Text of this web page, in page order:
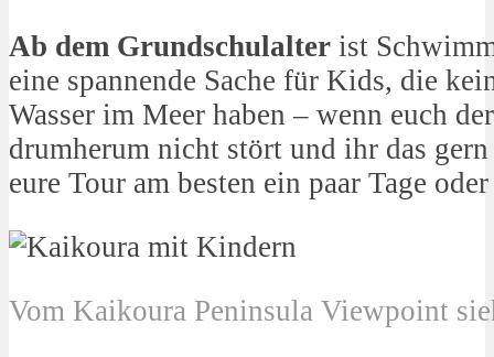
Ab dem Grundschulalter ist
eine spannende Sache für Kids, die
Wasser im Meer haben – wenn euch
drumherum nicht stört und ihr das
eure Tour am besten ein paar Tage
Vom Kaikoura Peninsula Viewpoint